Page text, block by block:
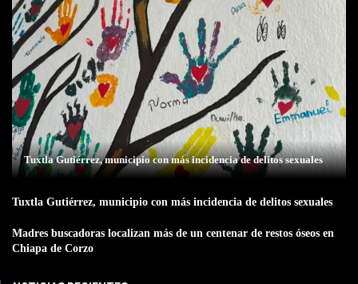
Tuxtla Gutiérrez, municipio con más incidencia de delitos sexuales
Tuxtla Gutiérrez, municipio con más incidencia de delitos sexuales
Madres buscadoras localizan más de un centenar de restos óseos en
Chiapa de Corzo